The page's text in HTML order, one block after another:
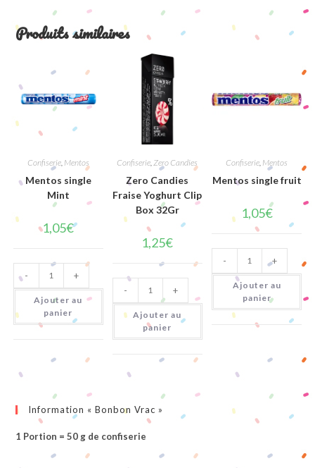
Produits similaires
Confiserie, Mentos
Mentos single
Mint
1,05€
quantité
de
Mentos
single
Mint
- +
Ajouter au
panier
Confiserie Zero Candies
Zero Candies
Fraise Yoghurt Clip
Box 32Gr
1,25€
quantité
de
Zero
Candies
Fraise
Yoghurt
Clip
32Gr
- +
Ajouter au
panier
Confiserie Mentos
Mentos single fruit
1,05€
quantité
de
Mentos
single
fruit
- +
Ajouter au
panier
Information « Bonbon Vrac »
1 Portion = 50 g de confiserie